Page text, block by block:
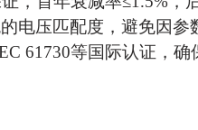
电压匹配度，避免因参
61730等国际认证，确